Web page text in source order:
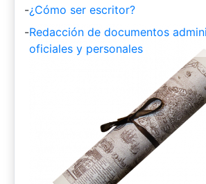
-¿Cómo ser escritor?
-Redacción de documentos
oficiales y personales